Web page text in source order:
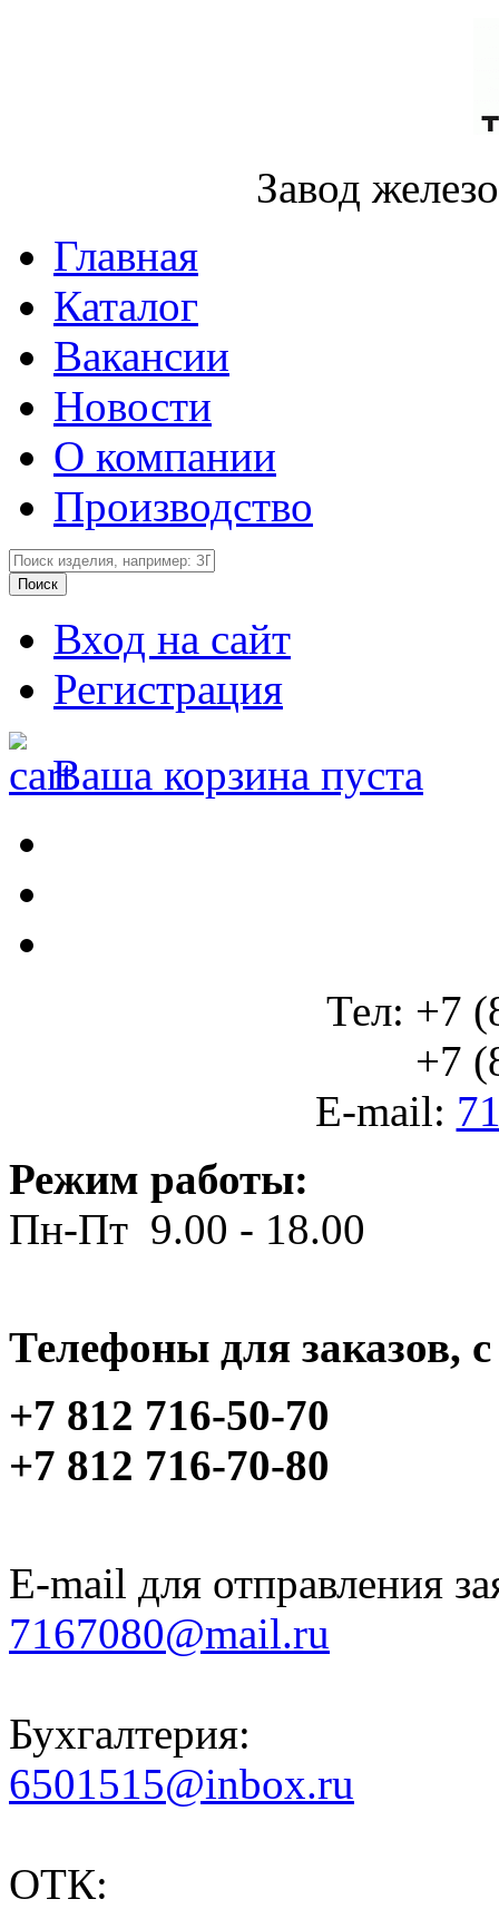
Завод
Главная
Каталог
Вакансии
Новости
О компании
Производство
Вход на сайт
Регистрация
Ваша корзина пуста
Тел: +7
+7
E-mail:
Режим работы:
Пн-Пт 9.00 - 18.00
Телефоны для заказов,
+7 812 716-50-70
+7 812 716-70-80
E-mail для отправления
7167080@mail.ru
Бухгалтерия:
6501515@inbox.ru
ОТК: